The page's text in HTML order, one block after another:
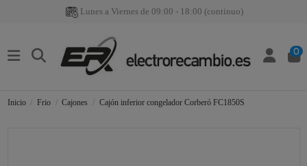
Lunes a Viernes de 09:00 - 18:00 (continuo)
0
Inicio Frio Cajones Cajón inferior congelador Corberó FC1850S